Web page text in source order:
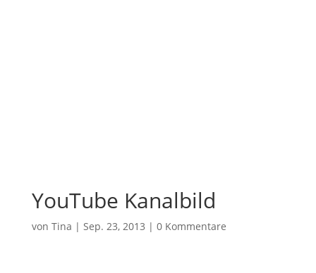
YouTube Kanalbild
von Tina | Sep. 23, 2013 | 0 Kommentare